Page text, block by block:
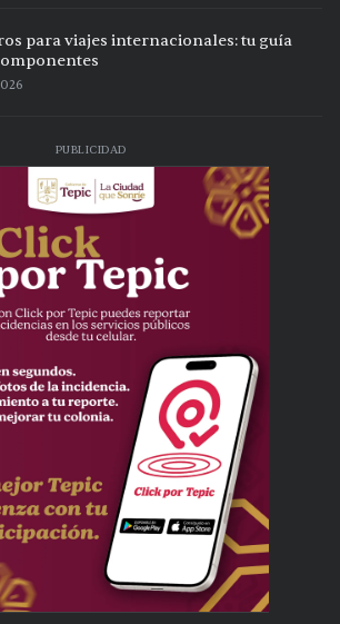
para viajes internacionales: tu guía
PUBLICIDAD